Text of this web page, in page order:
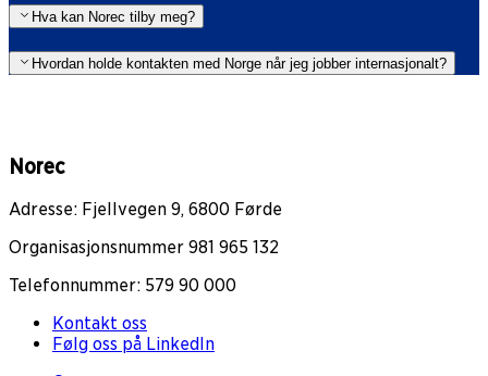
Hva kan Norec tilby meg?
Hvordan holde kontakten med Norge når jeg jobber internasjonalt?
Norec
Adresse: Fjellvegen 9, 6800 Førde
Organisasjonsnummer 981 965 132
Telefonnummer: 579 90 000
Kontakt oss
Følg oss på LinkedIn